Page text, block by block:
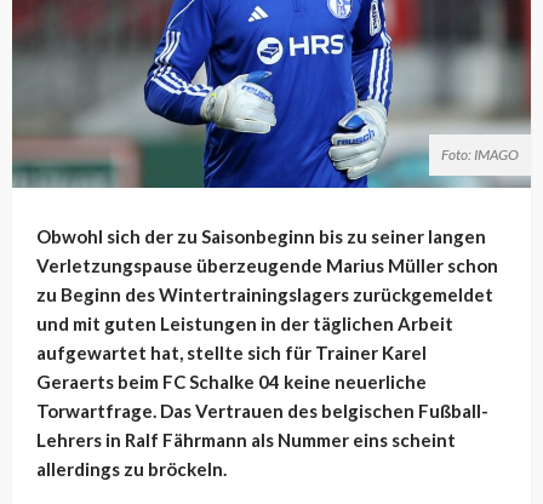
Foto: IMAGO
Obwohl sich der zu Saisonbeginn bis zu seiner langen
Verletzungspause überzeugende Marius Müller schon
zu Beginn des Wintertrainingslagers zurückgemeldet
und mit guten Leistungen in der täglichen Arbeit
aufgewartet hat, stellte sich für Trainer Karel
Geraerts beim FC Schalke 04 keine neuerliche
Torwartfrage. Das Vertrauen des belgischen Fußball-
Lehrers in Ralf Fährmann als Nummer eins scheint
allerdings zu bröckeln.